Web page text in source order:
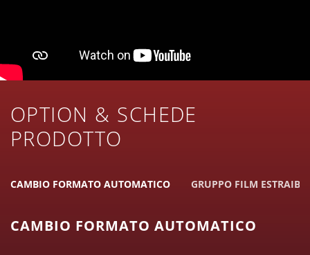
OPTION & SCHEDE
PRODOTTO
CAMBIO FORMATO AUTOMATICO GRUPPO FILM
CAMBIO FORMATO AUTOMATICO